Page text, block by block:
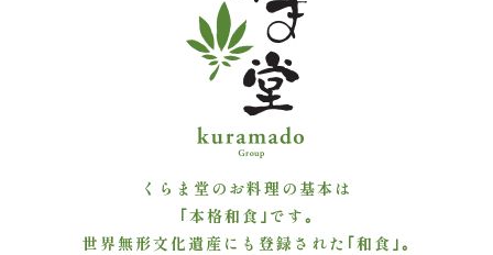
くらま堂のお料理の基本は
｢本格和食｣です｡
世界無形文化遺産にも登録された｢和食｣｡